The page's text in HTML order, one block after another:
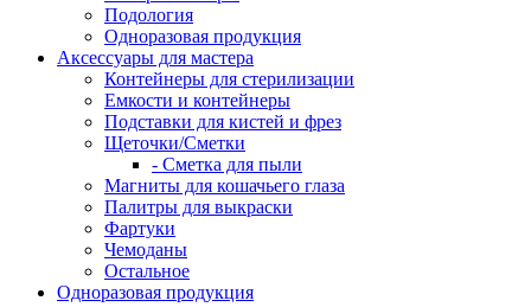
Подология
Одноразовая продукция
Аксессуары для мастера
Контейнеры для стерилизации
Емкости и контейнеры
Подставки для кистей и фрез
Щеточки/Сметки
- Сметка для пыли
Магниты для кошачьего глаза
Палитры для выкраски
Фартуки
Чемоданы
Остальное
Одноразовая продукция